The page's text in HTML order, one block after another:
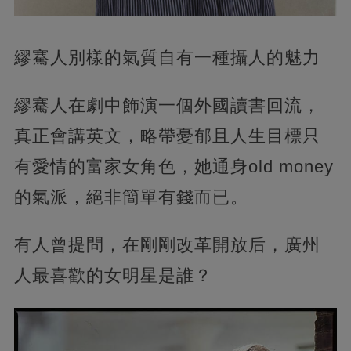
繆騫人別樣的氣質自有一種攝人的魅力
繆騫人在劇中飾演一個外國讀書回流，
真正會講英文，略帶憂郁且人生目標只
有愛情的富家女角色，她通身old money
的氣派，絕非簡單有錢而已。
有人曾提問，在剛剛改革開放后，廣州
人最喜歡的女明星是誰？